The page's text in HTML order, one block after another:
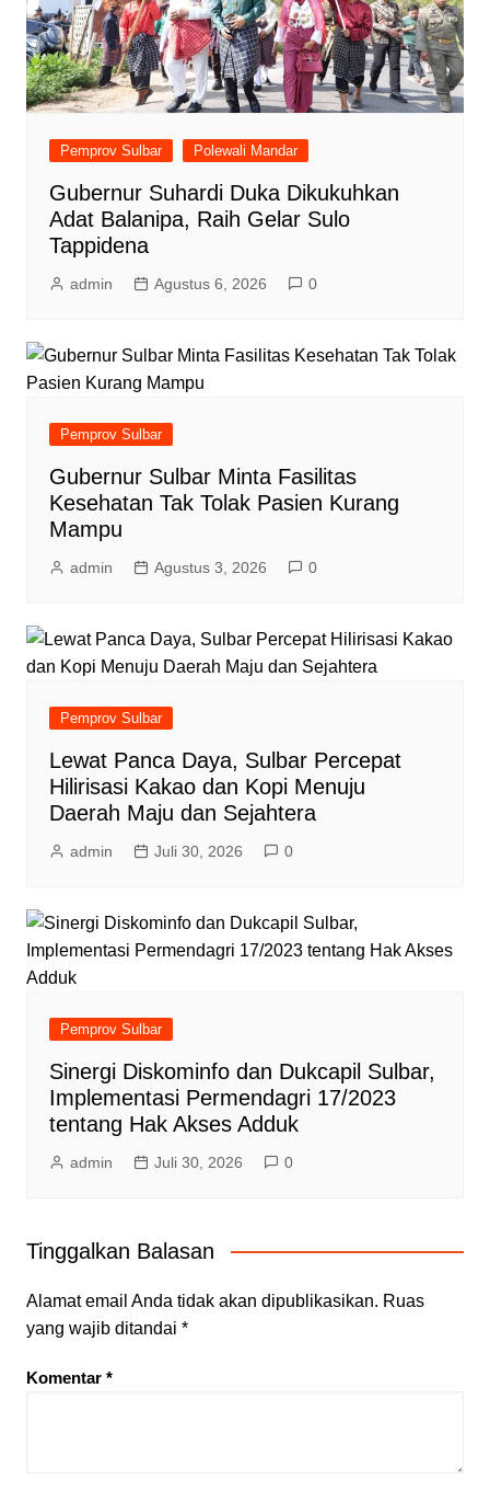
Pemprov Sulbar Polewali Mandar
Gubernur Suhardi Duka Dikukuhkan
Adat Balanipa, Raih Gelar Sulo
Tappidena
admin Agustus 6, 2026 0
Pemprov Sulbar
Gubernur Sulbar Minta Fasilitas
Kesehatan Tak Tolak Pasien Kurang
Mampu
admin Agustus 3, 2026 0
Pemprov Sulbar
Lewat Panca Daya, Sulbar Percepat
Hilirisasi Kakao dan Kopi Menuju
Daerah Maju dan Sejahtera
admin Juli 30, 2026 0
Pemprov Sulbar
Sinergi Diskominfo dan Dukcapil Sulbar,
Implementasi Permendagri 17/2023
tentang Hak Akses Adduk
admin Juli 30, 2026 0
Tinggalkan Balasan
Alamat email Anda tidak akan dipublikasikan. Ruas
yang wajib ditandai *
Komentar *